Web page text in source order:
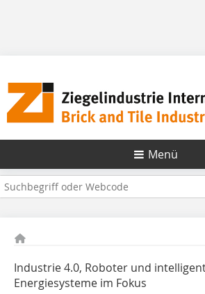
Menü
Industrie 4.0, Roboter und
Energiesysteme im Fokus